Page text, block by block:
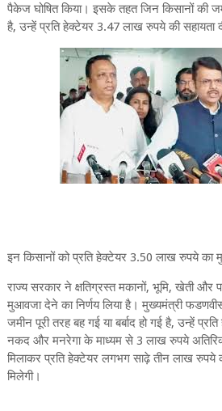
पैकेज घोषित किया। इसके तहत जिन किसानों की
है, उन्हें प्रति हेक्टेयर 3.47 लाख रुपये की सहायता
इन किसानों को प्रति हेक्टेयर 3.50 लाख रुपये का
राज्य सरकार ने क्षतिग्रस्त मकानों, भूमि, खेती और
मुआवजा देने का निर्णय लिया है। मुख्यमंत्री
जमीन पूरी तरह बह गई या बर्बाद हो गई है, उन्हें
नकद और मनरेगा के माध्यम से 3 लाख रुपये
मिलाकर प्रति हेक्टेयर लगभग साढ़े तीन लाख रुपये
मिलेगी।